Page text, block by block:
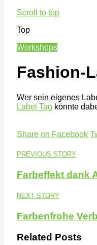
Scroll to top
Top
Workshops
Fashion-
Wer sein eigenes
Label Tag könnte
Share on Facebook
PREVIOUS STORY
Farbeffekt dank
NEXT STORY
Farbenfrohe
Related Posts